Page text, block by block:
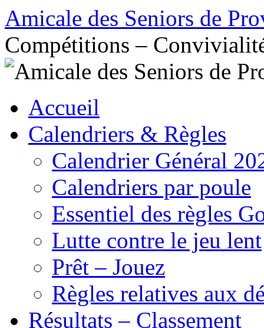
Aller
au
contenu
Amicale des Seniors de
Compétitions –
Accueil
Calendriers & Règles
Calendrier Général
Calendriers par poule
Essentiel des règles
Lutte contre le jeu lent
Prêt – Jouez
Règles relatives aux
Résultats – Classement